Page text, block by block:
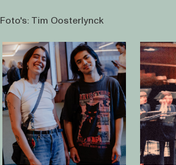
Foto's: Tim Oosterlynck
Open afbeelding in popup